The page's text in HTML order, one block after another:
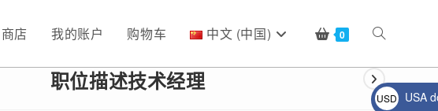
商店 我的账户 购物车 中文 (中国) 0 Toggle
website
职位描述技术经理
USD
USA